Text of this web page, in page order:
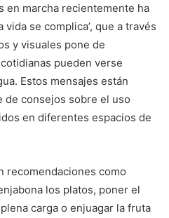
en marcha recientemente ha
vida se complica’, que a través
y visuales pone de
pueden verse
Estos mensajes están
de consejos sobre el uso
en diferentes espacios de
recomendaciones como
los platos, poner el
carga o enjuagar la fruta